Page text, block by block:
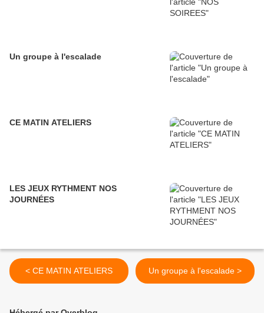
Un groupe à l'escalade
CE MATIN ATELIERS
LES JEUX RYTHMENT NOS
JOURNÉES
< CE MATIN ATELIERS Un groupe à l'escalade >